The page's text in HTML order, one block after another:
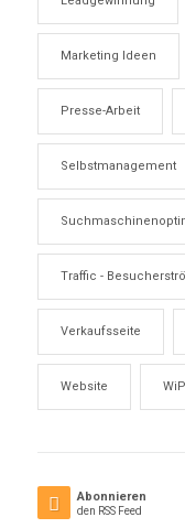
Marketing Ideen
Presse-Arbeit
Selbstmanagement
Traffic -
Verkaufsseite
Website
Abonnieren
den RSS Feed